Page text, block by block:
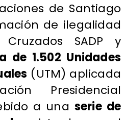
de Santiago
de ilegalidad
SADP y
de 1.502 Unidades
(UTM) aplicada
Presidencial
a una serie de